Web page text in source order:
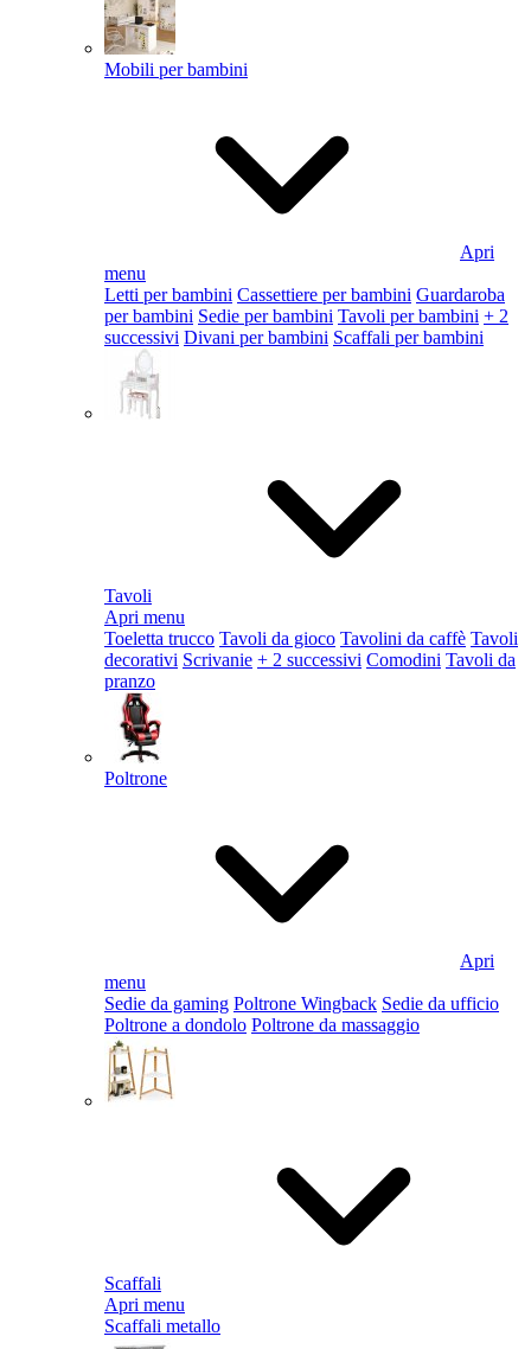
Mobili per bambini
Apri
menu
Letti per bambini Cassettiere per bambini Guardaroba
per bambini Sedie per bambini Tavoli per bambini + 2
successivi Divani per bambini Scaffali per bambini
Tavoli
Apri menu
Toeletta trucco Tavoli da gioco Tavolini da caffè Tavoli
decorativi Scrivanie + 2 successivi Comodini Tavoli da
pranzo
Poltrone
Apri
menu
Sedie da gaming Poltrone Wingback Sedie da ufficio
Poltrone a dondolo Poltrone da massaggio
Scaffali
Apri menu
Scaffali metallo